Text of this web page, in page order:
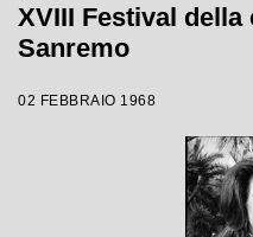
XVIII Festival
Sanremo
02 FEBBRAIO 1968